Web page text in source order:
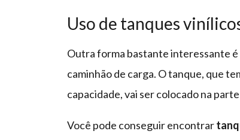
Uso de tanques
Outra forma bastante interessante
caminhão de carga. O tanque, que
capacidade, vai ser colocado na
Você pode conseguir encontrar